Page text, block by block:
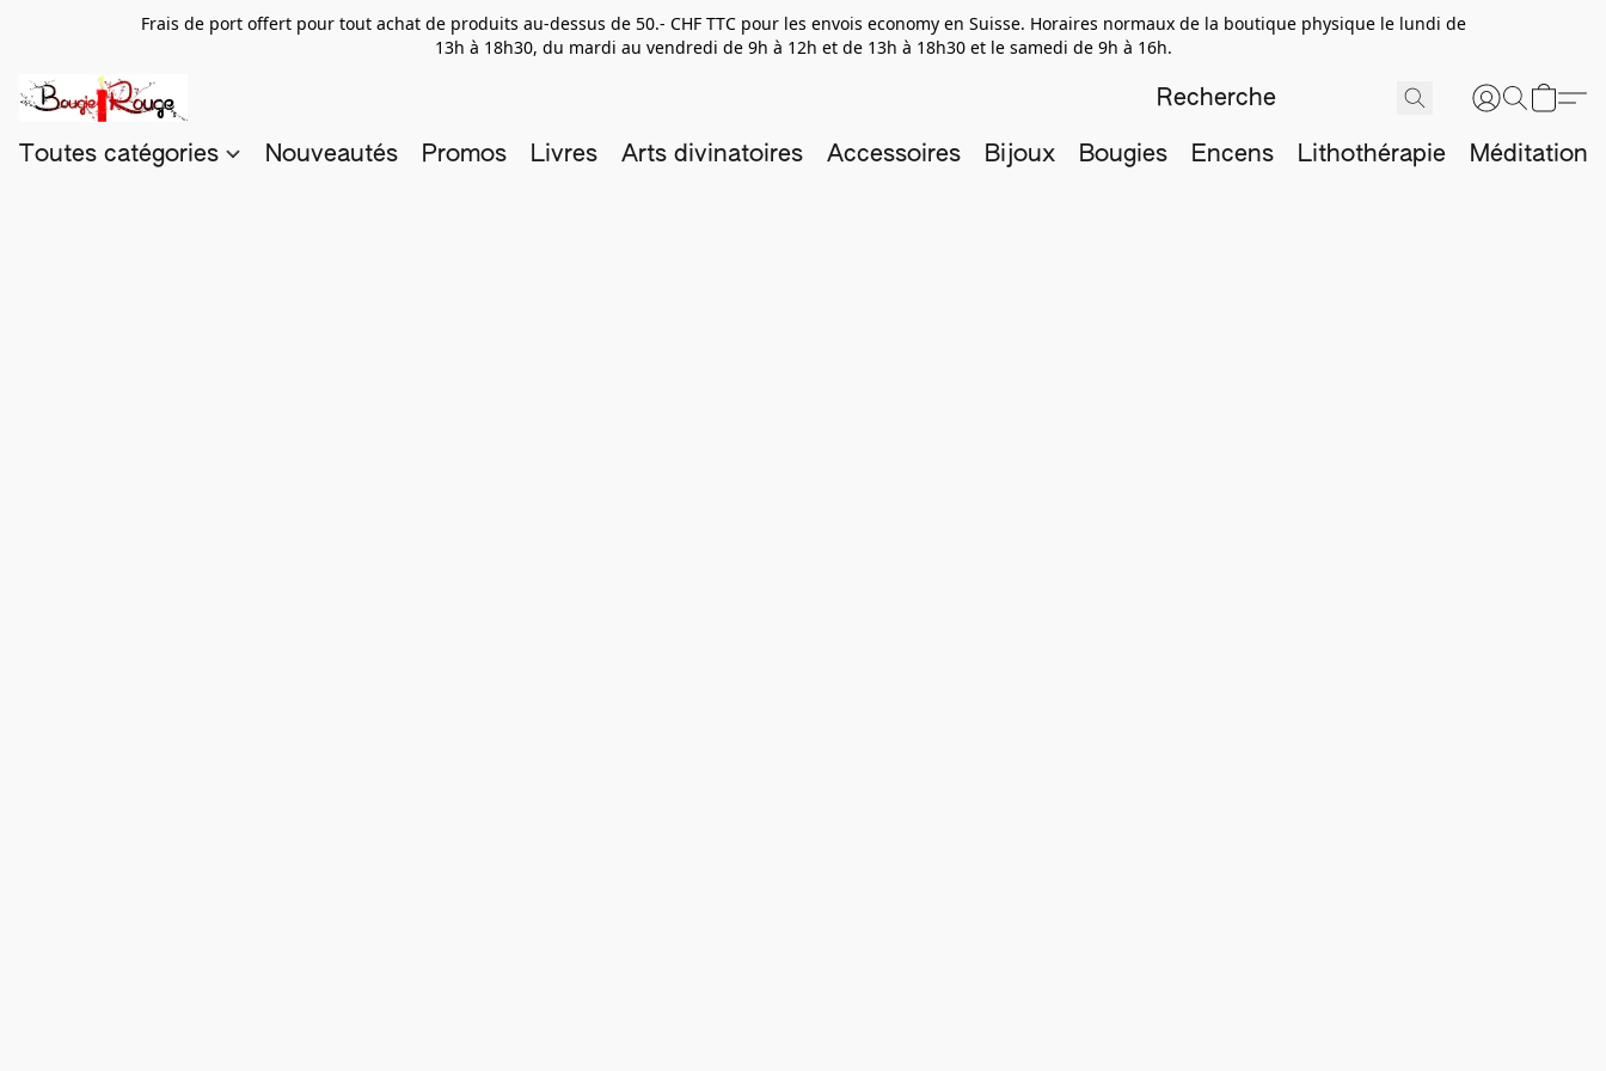
Frais de port offert pour tout achat de produits au-dessus de 50.- CHF TTC pour les envois economy en Suisse. Horaires normaux de la boutique physique le lundi de
13h à 18h30, du mardi au vendredi de 9h à 12h et de 13h à 18h30 et le samedi de 9h à 16h.
Toutes catégories Nouveautés Promos Livres Arts divinatoires Accessoires Bijoux Bougies Encens Lithothérapie Méditation